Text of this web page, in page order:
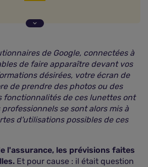
à la conduite des
des dossiers clients
de Google, connectées à
de faire apparaître devant vos
désirées, votre écran de
de prendre des photos ou des
fonctionnalités de ces lunettes ont
se sont alors mis à
d'utilisations possibles de ces
l'assurance, les prévisions faites
Et pour cause : il était question